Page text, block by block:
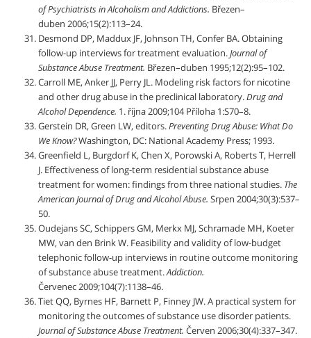
of Psychiatrists in Alcoholism and Addictions. Březen–
duben 2006;15(2):113–24.
Desmond DP, Maddux JF, Johnson TH, Confer BA. Obtaining
follow-up interviews for treatment evaluation.Journal of
Substance Abuse Treatment. Březen–duben 1995;12(2):95–102.
Carroll ME, Anker JJ, Perry JL. Modeling risk factors for nicotine
and other drug abuse in the preclinical laboratory.Drug and
Alcohol Dependence. 1. října 2009;104 Příloha 1:S70–8.
Gerstein DR, Green LW, editors.Preventing Drug Abuse: What Do
We Know?Washington, DC: National Academy Press; 1993.
Greenfield L, Burgdorf K, Chen X, Porowski A, Roberts T, Herrell
J. Effectiveness of long-term residential substance abuse
treatment for women: findings from three national studies. The
American Journal of Drug and Alcohol Abuse. Srpen 2004;30(3):537–
50.
Oudejans SC, Schippers GM, Merkx MJ, Schramade MH, Koeter
MW, van den Brink W. Feasibility and validity of low-budget
telephonic follow-up interviews in routine outcome monitoring
of substance abuse treatment.Addiction.
Červenec 2009;104(7):1138–46.
Tiet QQ, Byrnes HF, Barnett P, Finney JW. A practical system for
monitoring the outcomes of substance use disorder patients.
Journal of Substance Abuse Treatment. Červen 2006;30(4):337–347.